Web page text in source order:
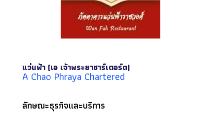
แว่นฟ้า (เอ เจ้าพระยาชาร์เตอร์ด)
A Chao Phraya Chartered
ลักษณะธุรกิจและบริการ